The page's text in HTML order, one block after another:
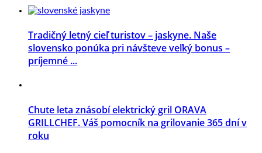
Tradičný letný cieľ turistov – jaskyne. Naše
slovensko ponúka pri návšteve veľký bonus –
príjemné ...
Chute leta znásobí elektrický gril ORAVA
GRILLCHEF. Váš pomocník na grilovanie 365 dní v
roku